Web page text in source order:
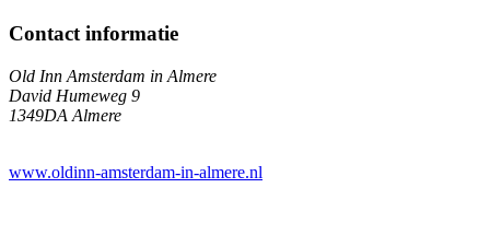
Contact informatie
Old Inn Amsterdam in Almere
David Humeweg 9
1349DA Almere
www.oldinn-amsterdam-in-almere.nl